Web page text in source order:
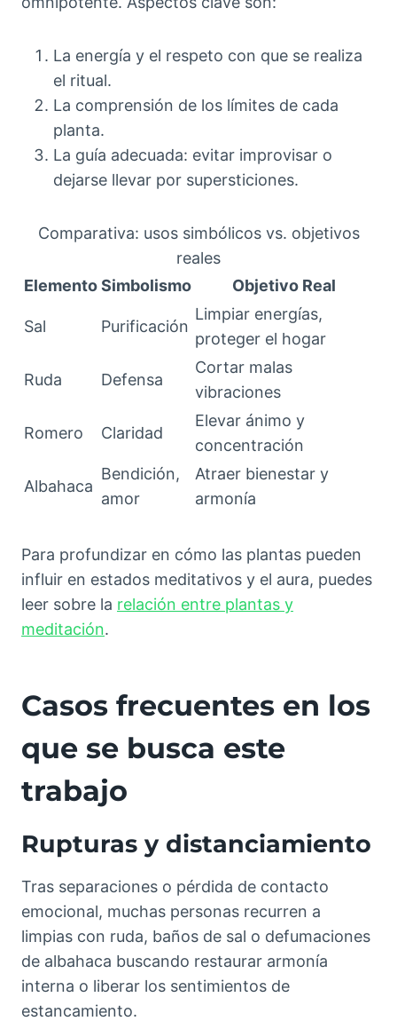
La energía y el respeto con que se realiza
el ritual.
La comprensión de los límites de cada
planta.
La guía adecuada: evitar improvisar o
dejarse llevar por supersticiones.
Comparativa: usos simbólicos vs. objetivos
reales
ElementoSimbolismo Objetivo Real
Sal Purificación
Limpiar energías,
proteger el hogar
Ruda Defensa
Cortar malas
vibraciones
Romero Claridad
Elevar ánimo y
concentración
Albahaca
Bendición,
amor
Atraer bienestar y
armonía
Para profundizar en cómo las plantas pueden
influir en estados meditativos y el aura, puedes
leer sobre la relación entre plantas y
meditación.
Casos frecuentes en los
que se busca este
trabajo
Rupturas y distanciamiento
Tras separaciones o pérdida de contacto
emocional, muchas personas recurren a
limpias con ruda, baños de sal o defumaciones
de albahaca buscando restaurar armonía
interna o liberar los sentimientos de
estancamiento.